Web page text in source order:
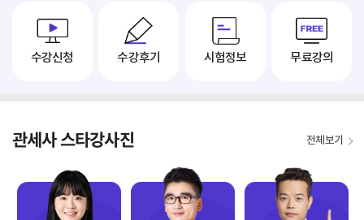
수강신청 수강후기 시험정보 무료강의
관세사 스타강사진 전체보기